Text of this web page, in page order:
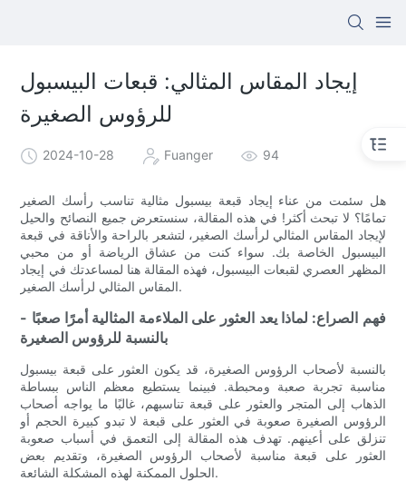
إيجاد المقاس المثالي: قبعات البيسبول
للرؤوس الصغيرة
2024-10-28 Fuanger 94
هل سئمت من عناء إيجاد قبعة بيسبول مثالية تناسب رأسك الصغير
تمامًا؟ لا تبحث أكثر! في هذه المقالة، سنستعرض جميع النصائح والحيل
لإيجاد المقاس المثالي لرأسك الصغير، لتشعر بالراحة والأناقة في قبعة
البيسبول الخاصة بك. سواء كنت من عشاق الرياضة أو من محبي
المظهر العصري لقبعات البيسبول، فهذه المقالة هنا لمساعدتك في إيجاد
المقاس المثالي لرأسك الصغير.
- فهم الصراع: لماذا يعد العثور على الملاءمة المثالية أمرًا صعبًا
بالنسبة للرؤوس الصغيرة
بالنسبة لأصحاب الرؤوس الصغيرة، قد يكون العثور على قبعة بيسبول
مناسبة تجربة صعبة ومحبطة. فبينما يستطيع معظم الناس ببساطة
الذهاب إلى المتجر والعثور على قبعة تناسبهم، غالبًا ما يواجه أصحاب
الرؤوس الصغيرة صعوبة في العثور على قبعة لا تبدو كبيرة الحجم أو
تنزلق على أعينهم. تهدف هذه المقالة إلى التعمق في أسباب صعوبة
العثور على قبعة مناسبة لأصحاب الرؤوس الصغيرة، وتقديم بعض
الحلول الممكنة لهذه المشكلة الشائعة.